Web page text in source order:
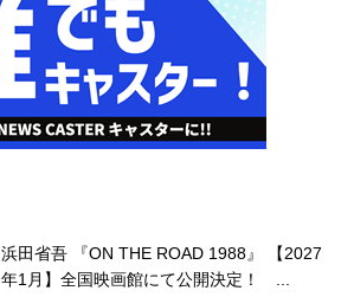
浜田省吾 『ON THE ROAD 1988』 【2027
年1月】全国映画館にて公開決定！ ...